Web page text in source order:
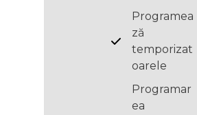
Programea
ză
temporizat
oarele
Programar
ea